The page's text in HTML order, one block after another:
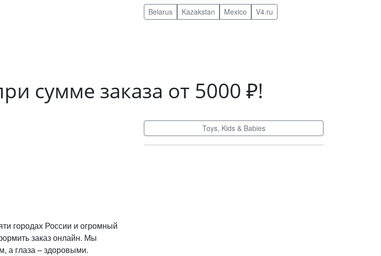
Belarus Kazakstan Mexico V4.ru
сумме заказа от 5000 ₽!
городах России и огромный
заказ онлайн. Мы
а глаза – здоровыми.
Toys, Kids & Babies